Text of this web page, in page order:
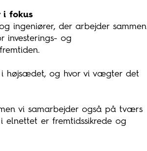
i fokus
ingeniører, der arbejder sammen
investerings- og
højsædet, og hvor vi vægter det
vi samarbejder også på tværs
elnettet er fremtidssikrede og